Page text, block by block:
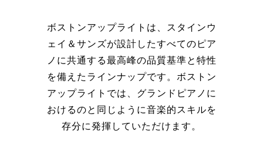
ボストンアップライトは、スタインウ
ェイ＆サンズが設計したすべてのピア
ノに共通する最高峰の品質基準と特性
を備えたラインナップです。ボストン
アップライトでは、グランドピアノに
おけるのと同じように音楽的スキルを
存分に発揮していただけます。